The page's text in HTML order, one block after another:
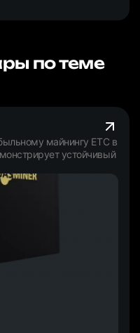
по теме
майнингу ETC в
устойчивый